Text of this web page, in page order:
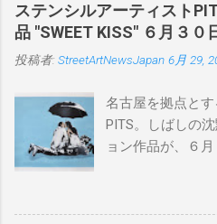
ステンシルアーティスト
品 "SWEET KISS" ６月３０
投稿者: StreetArtNewsJapan 6月 29,
名古屋を拠点と
PITS。しばしの
ョン作品が、６
品に落とし込む
PITSの過去記事